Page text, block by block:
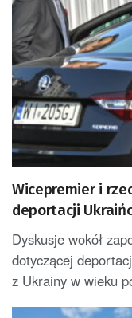
Wicepremier i rzecznik PiS o zapowiedzi
deportacji
Dyskusje wokół
dotyczącej
z Ukrainy w wieku